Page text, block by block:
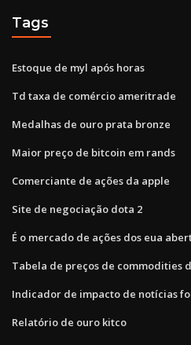
Tags
Estoque de myl após horas
Td taxa de comércio ameritrade
Medalhas de ouro prata bronze
Maior preço de bitcoin em rands
Comerciante de ações da apple
Site de negociação dota 2
É o mercado de ações dos eua
Tabela de preços de commodities
Indicador de impacto de notícias
Relatório de ouro kitco